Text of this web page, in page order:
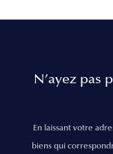
N’ayez pas
En laissant votre
biens qui